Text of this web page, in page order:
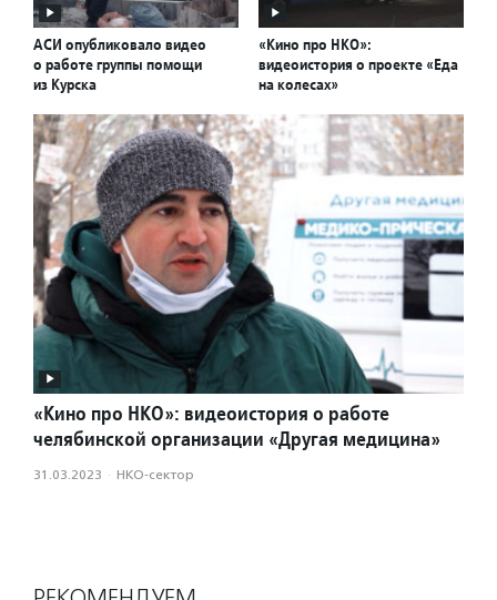
АСИ опубликовало видео
о работе группы помощи
из Курска
«Кино про НКО»:
видеоистория о проекте «Еда
на колесах»
«Кино про НКО»: видеоистория о работе
челябинской организации «Другая медицина»
31.03.2023 · НКО-сектор